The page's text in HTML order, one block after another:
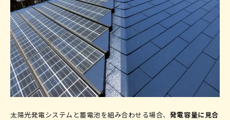
太陽光発電システムと蓄電池を組み合わせる場合、 発電容量に見合